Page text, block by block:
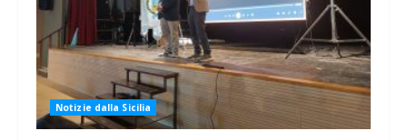
Notizie dalla Sicilia